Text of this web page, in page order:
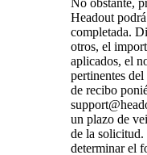
Headout
completada.
otros, el
aplicados, el
pertinentes
de recibo
un plazo de
de la solicitud.
determinar el